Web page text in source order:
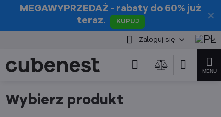
✕
MEGAWYPRZEDAŻ - rabaty do 60% już
teraz.
KUPUJ
Zaloguj się
Wybierz produkt